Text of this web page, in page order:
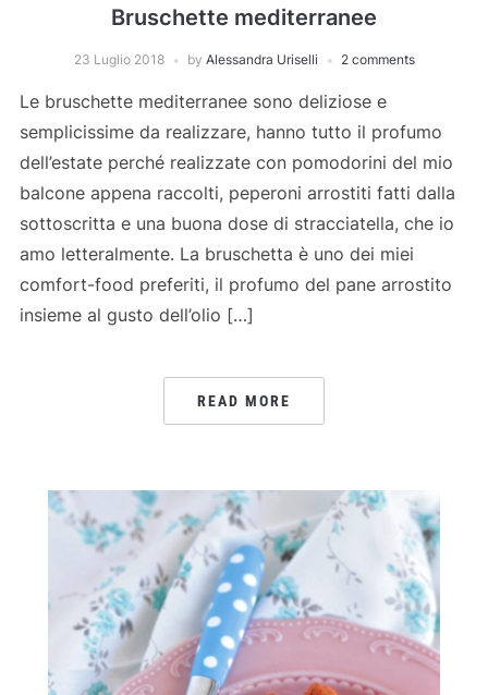
Bruschette mediterranee
23 Luglio 2018 by Alessandra Uriselli 2 comments
Le bruschette mediterranee sono deliziose e
semplicissime da realizzare, hanno tutto il profumo
dell’estate perché realizzate con pomodorini del mio
balcone appena raccolti, peperoni arrostiti fatti dalla
sottoscritta e una buona dose di stracciatella, che io
amo letteralmente. La bruschetta è uno dei miei
comfort-food preferiti, il profumo del pane arrostito
insieme al gusto dell’olio […]
READ MORE